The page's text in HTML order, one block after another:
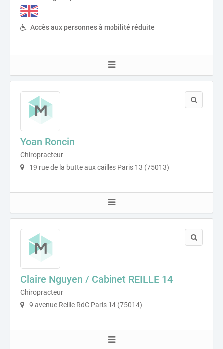
Accès aux personnes à mobilité réduite
Yoan Roncin
Chiropracteur
19 rue de la butte aux cailles Paris 13 (75013)
Claire Nguyen / Cabinet REILLE 14
Chiropracteur
9 avenue Reille RdC Paris 14 (75014)